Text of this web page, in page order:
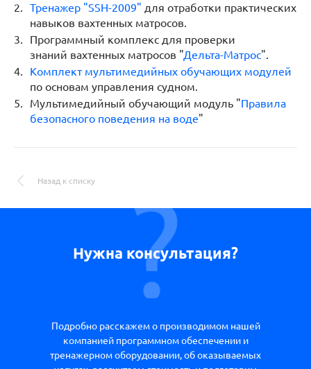
Тренажер "SSH-2009" для отработки практических
навыков вахтенных матросов.
Программный комплекс для проверки
знаний вахтенных матросов "Дельта-Матрос".
Комплект мультимедийных обучающих модулей
по основам управления судном.
Мультимедийный обучающий модуль "Правила
безопасного поведения на воде"
Назад к списку
Нужна консультация?
Подробно расскажем о производимом нашей
компанией программном обеспечении и
тренажерном оборудовании, об оказываемых